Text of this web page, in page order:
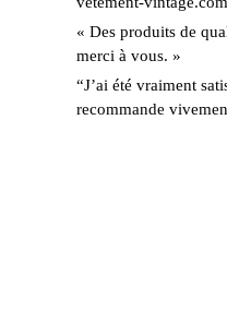
« Des produits de
merci à vous. »
“J’ai été vraiment
recommande